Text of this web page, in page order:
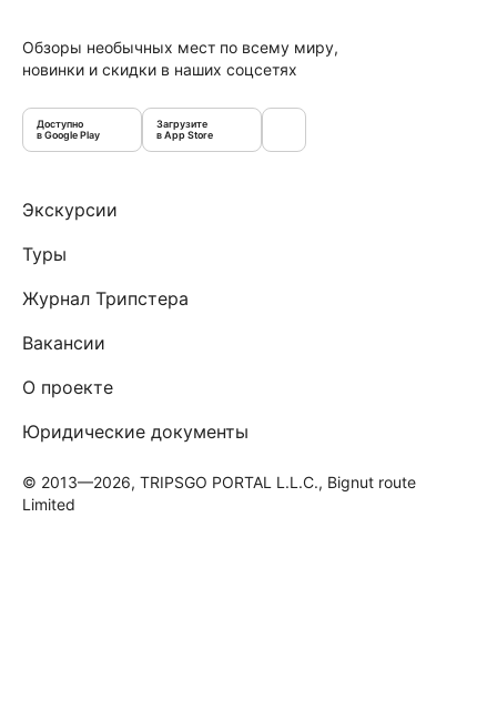
Обзоры необычных мест по всему миру,
новинки и скидки в наших соцсетях
Доступно
в Google Play
Загрузите
в App Store
Экскурсии
Туры
Журнал Трипстера
Вакансии
О проекте
Юридические документы
© 2013—2026, TRIPSGO PORTAL L.L.C., Bignut route
Limited